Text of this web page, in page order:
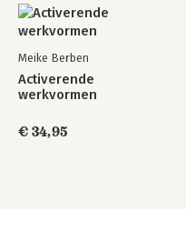
Meike Berben
Activerende
werkvormen
€ 34,95